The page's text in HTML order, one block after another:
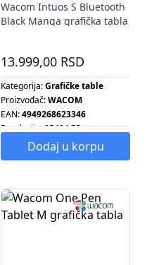
Wacom Intuos S Bluetooth
Black Manga grafička tabla
13.999,00 RSD
Kategorija:Grafičke table
Proizvođač:WACOM
EAN:4949268623346
Rezolucija:2540 LPI
Dodaj u korpu